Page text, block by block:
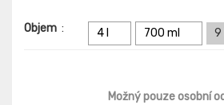
Objem : 4 l 700 ml 9 l
Možný pouze osobní